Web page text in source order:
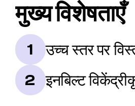
मुख्य विशेषताएँ
1 उच्च स्तर पर
2 इनबिल्ट